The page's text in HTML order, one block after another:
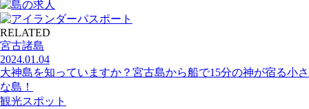
RELATED
宮古諸島
2024.01.04
大神島を知っていますか？宮古島から船で15分の神が宿る小さ
な島！
観光スポット